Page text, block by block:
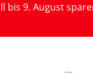
bis 9. August